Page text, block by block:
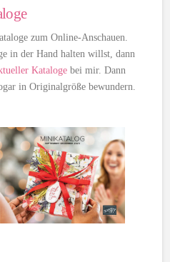
zum Online-Anschauen.
in der Hand halten willst, dann
Kataloge bei mir. Dann
in Originalgröße bewundern.